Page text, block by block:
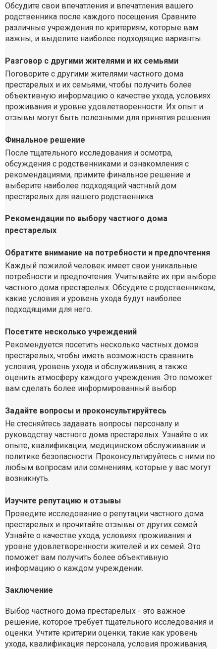
Обсудите свои впечатления и впечатления вашего
родственника после каждого посещения. Сравните
различные учреждения по критериям, которые вам
важны, и выделите наиболее подходящие варианты.
Разговор с другими жителями и их семьями
Поговорите с другими жителями частного дома
престарелых и их семьями, чтобы получить более
объективную информацию о качестве ухода, условиях
проживания и уровне удовлетворенности. Их опыт и
отзывы могут быть полезными для принятия решения.
Финальное решение
После тщательного исследования и осмотра,
обсуждения с родственниками и ознакомления с
рекомендациями, примите финальное решение и
выберите наиболее подходящий частный дом
престарелых для вашего родственника.
Рекомендации по выбору частного дома
престарелых
Обратите внимание на потребности и предпочтения
Каждый пожилой человек имеет свои уникальные
потребности и предпочтения. Учитывайте их при выборе
частного дома престарелых. Обсудите с родственником,
какие условия и уровень ухода будут наиболее
подходящими для него.
Посетите несколько учреждений
Рекомендуется посетить несколько частных домов
престарелых, чтобы иметь возможность сравнить
условия, уровень ухода и обслуживания, а также
оценить атмосферу каждого учреждения. Это поможет
вам сделать более информированный выбор.
Задайте вопросы и проконсультируйтесь
Не стесняйтесь задавать вопросы персоналу и
руководству частного дома престарелых. Узнайте о их
опыте, квалификации, медицинском обслуживании и
политике безопасности. Проконсультируйтесь с ними по
любым вопросам или сомнениям, которые у вас могут
возникнуть.
Изучите репутацию и отзывы
Проведите исследование о репутации частного дома
престарелых и прочитайте отзывы от других семей.
Узнайте о качестве ухода, условиях проживания и
уровне удовлетворенности жителей и их семей. Это
поможет вам получить более объективную
информацию о каждом учреждении.
Заключение
Выбор частного дома престарелых - это важное
решение, которое требует тщательного исследования и
оценки. Учтите критерии оценки, такие как уровень
ухода, квалификация персонала, условия проживания,